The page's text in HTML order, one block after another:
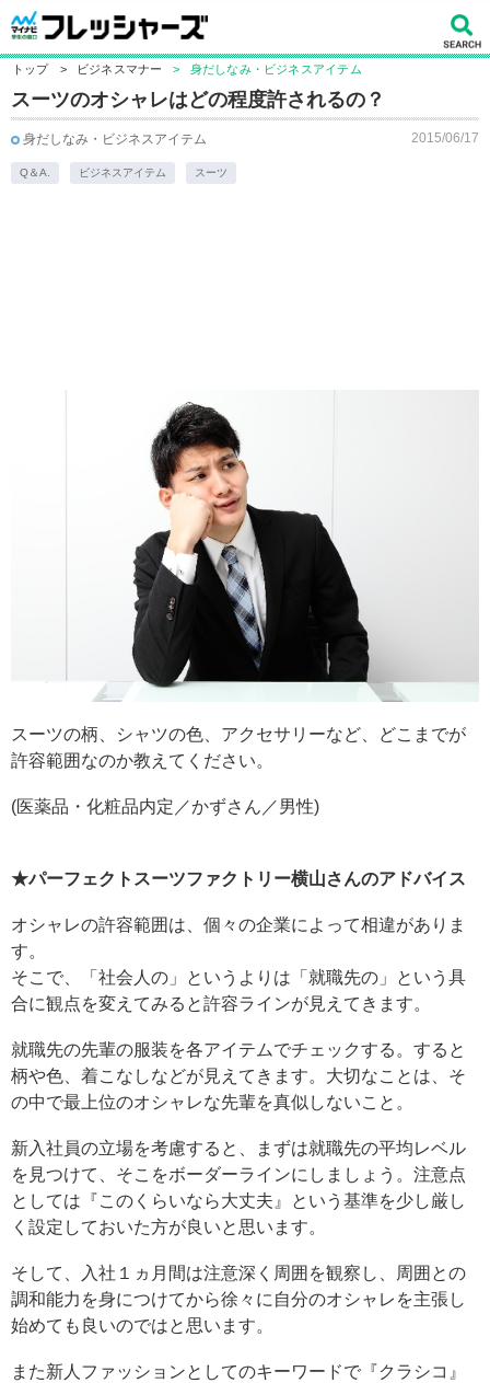
トップ > ビジネスマナー > 身だしなみ・ビジネスアイテム
スーツのオシャレはどの程度許されるの？
身だしなみ・ビジネスアイテム 2015/06/17
Q＆A. ビジネスアイテム スーツ
スーツの柄、シャツの色、アクセサリーなど、どこまでが
許容範囲なのか教えてください。
(医薬品・化粧品内定／かずさん／男性)
★パーフェクトスーツファクトリー横山さんのアドバイス
オシャレの許容範囲は、個々の企業によって相違がありま
す。
そこで、「社会人の」というよりは「就職先の」という具
合に観点を変えてみると許容ラインが見えてきます。
就職先の先輩の服装を各アイテムでチェックする。すると
柄や色、着こなしなどが見えてきます。大切なことは、そ
の中で最上位のオシャレな先輩を真似しないこと。
新入社員の立場を考慮すると、まずは就職先の平均レベル
を見つけて、そこをボーダーラインにしましょう。注意点
としては『このくらいなら大丈夫』という基準を少し厳し
く設定しておいた方が良いと思います。
そして、入社１ヵ月間は注意深く周囲を観察し、周囲との
調和能力を身につけてから徐々に自分のオシャレを主張し
始めても良いのではと思います。
また新人ファッションとしてのキーワードで『クラシコ』